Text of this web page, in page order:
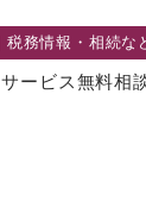
サービス無料相
税務情報・相続な